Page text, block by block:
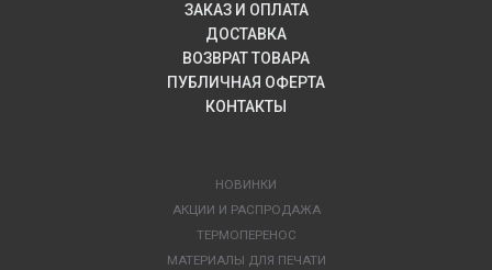
ЗАКАЗ И ОПЛАТА
ДОСТАВКА
ВОЗВРАТ ТОВАРА
ПУБЛИЧНАЯ ОФЕРТА
КОНТАКТЫ
НОВИНКИ
АКЦИИ И РАСПРОДАЖА
ТЕРМОПЕРЕНОС
МАТЕРИАЛЫ ДЛЯ ПЕЧАТИ